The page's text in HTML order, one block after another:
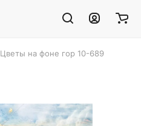
Цветы на фоне гор 10-689